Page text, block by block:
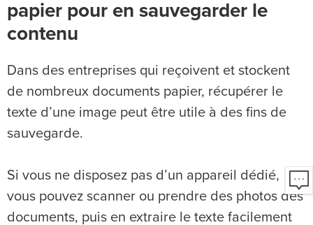
papier pour en sauvegarder le
contenu
Dans des entreprises qui reçoivent et stockent
de nombreux documents papier, récupérer le
texte d’une image peut être utile à des fins de
sauvegarde.
Si vous ne disposez pas d’un appareil dédié,
vous pouvez scanner ou prendre des photos des
documents, puis en extraire le texte facilement